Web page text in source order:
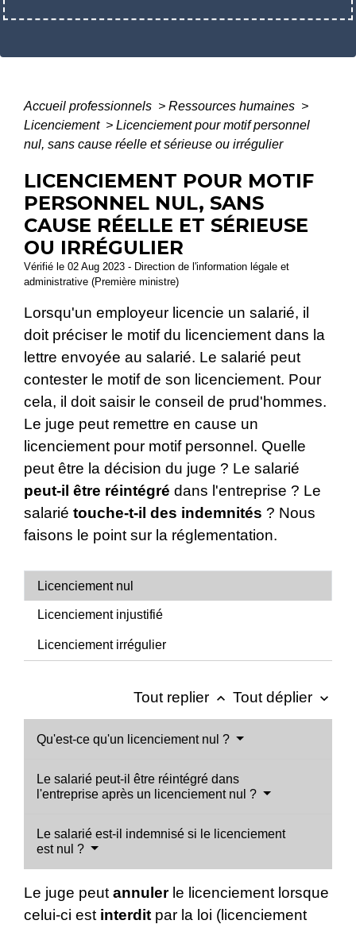
Accueil professionnels > Ressources humaines >
Licenciement > Licenciement pour motif personnel
nul, sans cause réelle et sérieuse ou irrégulier
LICENCIEMENT POUR MOTIF
PERSONNEL NUL, SANS
CAUSE RÉELLE ET SÉRIEUSE
OU IRRÉGULIER
Vérifié le 02 Aug 2023 - Direction de l'information légale et
administrative (Première ministre)
Lorsqu'un employeur licencie un salarié, il
doit préciser le motif du licenciement dans la
lettre envoyée au salarié. Le salarié peut
contester le motif de son licenciement. Pour
cela, il doit saisir le conseil de prud'hommes.
Le juge peut remettre en cause un
licenciement pour motif personnel. Quelle
peut être la décision du juge ? Le salarié
peut-il être réintégré dans l'entreprise ? Le
salarié touche-t-il des indemnités ? Nous
faisons le point sur la réglementation.
Licenciement nul
Licenciement injustifié
Licenciement irrégulier
Tout replier keyboard_arrow_up Tout déplier keyboard_arrow_down
Qu'est-ce qu'un licenciement nul ?
Le salarié peut-il être réintégré dans
l'entreprise après un licenciement nul ?
Le salarié est-il indemnisé si le licenciement
est nul ?
Le juge peut annulerle licenciement lorsque
celui-ci est interdit par la loi (licenciement